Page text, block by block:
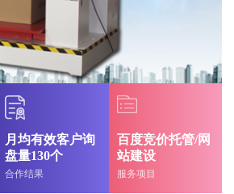
月均有效客户询
盘量130个
合作结果
百度竞价托管/网
站建设
服务项目